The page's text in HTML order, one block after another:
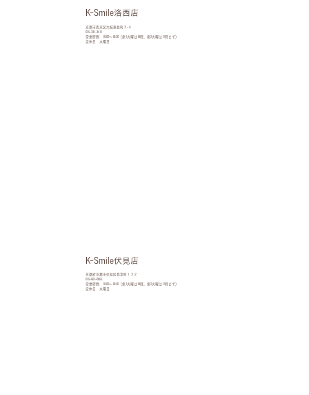
K-Smile洛西店
京都市西京区大枝東長町３-５
075-331-3411
営業時間 10:00〜18:30（第1火曜は18時、第2火曜は17時まで）
定休日 水曜日
K-Smile伏見店
京都府京都市伏見区島津町１３２
075-601-0055
営業時間 10:00〜18:30（第1火曜は18時、第2火曜は17時まで）
定休日 水曜日